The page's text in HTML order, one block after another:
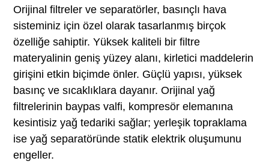
Orijinal filtreler ve separatörler, basınçlı hava
sisteminiz için özel olarak tasarlanmış birçok
özelliğe sahiptir. Yüksek kaliteli bir filtre
materyalinin geniş yüzey alanı, kirletici maddelerin
girişini etkin biçimde önler. Güçlü yapısı, yüksek
basınç ve sıcaklıklara dayanır. Orijinal yağ
filtrelerinin baypas valfi, kompresör elemanına
kesintisiz yağ tedariki sağlar; yerleşik topraklama
ise yağ separatöründe statik elektrik oluşumunu
engeller.